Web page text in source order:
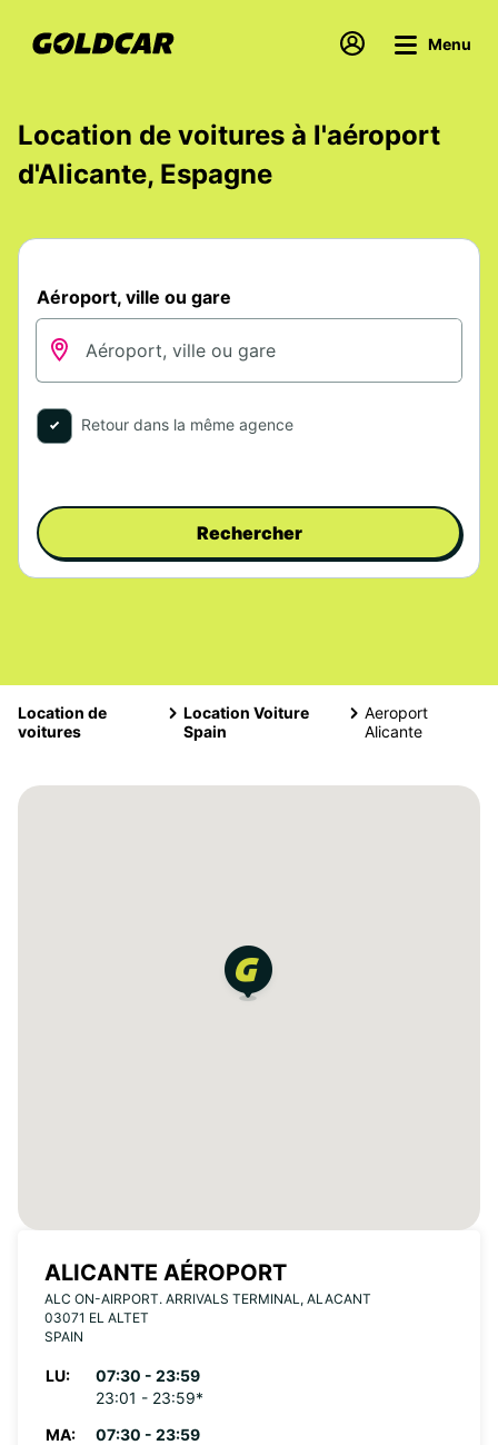
Menu
Location de voitures à l'aéroport
d'Alicante, Espagne
Aéroport, ville ou gare
Retour dans la même agence
Rechercher
Location de
voitures
Location Voiture
Spain
Aeroport
Alicante
ALICANTE AÉROPORT
ALC ON-AIRPORT. ARRIVALS TERMINAL, ALACANT
03071 EL ALTET
SPAIN
LU:
07:30 - 23:59
23:01 - 23:59*
MA:
07:30 - 23:59